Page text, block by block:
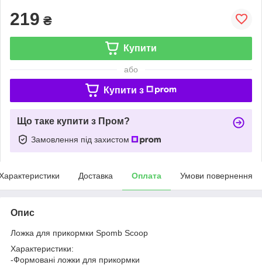
219 ₴
Купити
або
Купити з
Що таке купити з Пром?
Замовлення під захистом
Доставка Оплата Умови повернення
Опис
Ложка для прикормки Spomb Scoop
Характеристики:
-Формовані ложки для прикормки